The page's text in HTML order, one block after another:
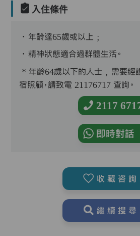
入住條件
．年齡達65歲或以上﹔
．精神狀態適合過群體生活。
* 年齡64歲以下的人士﹐需要經
宿照顧，請致電 21176717 查詢。
2117
即時對話
收藏咨詢
繼續搜尋